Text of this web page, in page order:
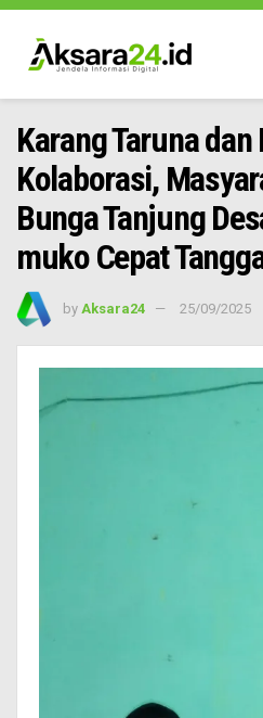
Karang Taruna
Kolaborasi,
Bunga Tanjung
muko Cepat
by Aksara24 25/09/2025